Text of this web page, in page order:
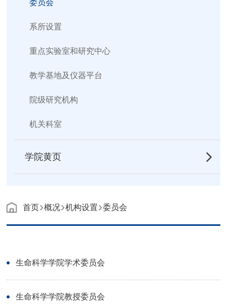
委员会
系所设置
重点实验室和研究中心
教学基地及仪器平台
院级研究机构
机关科室
学院黄页
首页 概况 机构设置 委员会
生命科学学院学术委员会
生命科学学院教授委员会